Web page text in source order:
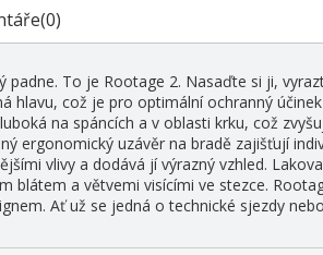
padne. To je Rootage 2. Nasaďte si ji,
hlavu, což je pro optimální ochranný
na spáncích a v oblasti krku, což
ergonomický uzávěr na bradě zajišťují
vlivy a dodává jí výrazný vzhled.
blátem a větvemi visícími ve stezce.
Ať už se jedná o technické sjezdy